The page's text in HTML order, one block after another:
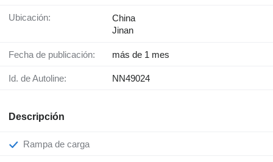
Ubicación:
China
Jinan
Fecha de publicación: más de 1 mes
Id. de Autoline: NN49024
Descripción
Rampa de carga